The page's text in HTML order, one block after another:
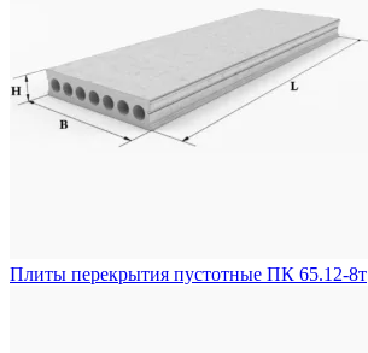
Плиты перекрытия пустотные ПК 65.12-8т